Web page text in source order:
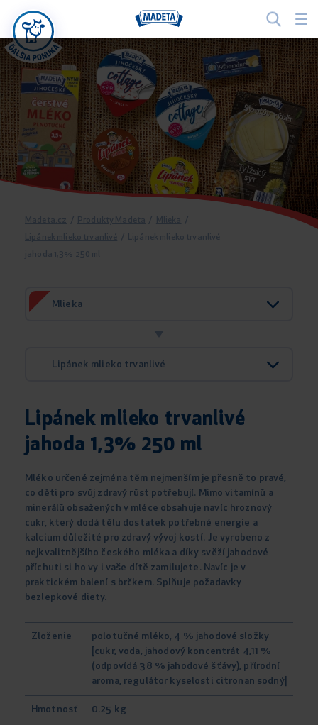
Madeta.cz / Produkty Madeta / Mlieka /
Lipánek mlieko trvanlivé / Lipánek mlieko trvanlivé
jahoda 1,3% 250 ml
Mlieka
Lipánek mlieko trvanlivé
Lipánek mlieko trvanlivé
jahoda 1,3% 250 ml
Mléko určené zejména těm nejmenším je přesně to pravé,
co děti pro svůj zdravý růst potřebují. Mimo vitamínů a
minerálů obsažených v mléce obsahuje navíc hroznový
cukr, který dodá tělu dostatek potřebné energie a
kalcium důležité pro zdravý vývoj kostí. Je vyrobeno z
nejkvalitnějšího českého mléka a díky svěží jahodové
příchuti si ho vy i vaše dítě zamilujete. Navíc je v
praktickém balení s brčkem. Splňuje požadavky
bezlepkové diety.
Zloženie
polotučné mléko, 4 % jahodové složky
[cukr, voda, jahodový koncentrát 4,11 %
(odpovídá 38 % jahodové šťávy), přírodní
aroma, regulátor kyselosti citronan sodný]
Hmotnosť 0.25 kg